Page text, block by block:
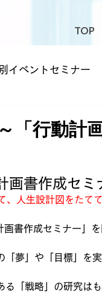
TOP
イベントセミナー
「行動計
画書作成セミ
、人生設計図をたて
書作成セミナー」を
「夢」や「目標」を
「戦略」の研究は